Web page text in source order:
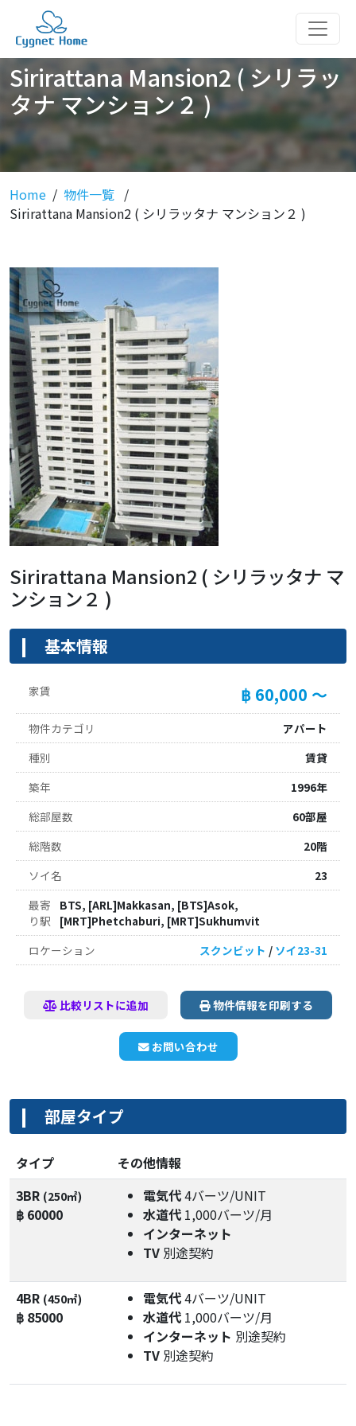
Sirirattana Mansion2 ( シリラッ
タナ マンション２ )
Home
物件一覧
Sirirattana Mansion2 ( シリラッタナ マンション２ )
Sirirattana Mansion2 ( シリラッタナ マ
ンション２ )
基本情報
家賃 ฿ 60,000 ～
物件カテゴリ
アパート
種別
賃貸
築年
1996年
総部屋数
60部屋
総階数
20階
ソイ名
23
最寄
り駅
BTS, [ARL]Makkasan, [BTS]Asok,
[MRT]Phetchaburi, [MRT]Sukhumvit
ロケーション
スクンビット / ソイ23-31
比較リストに追加 物件情報を印刷する
お問い合わせ
部屋タイプ
タイプ
その他情報
3BR (250㎡)
฿ 60000
電気代4バーツ/UNIT
水道代 1,000バーツ/月
インターネット
TV 別途契約
4BR (450㎡)
฿ 85000
電気代4バーツ/UNIT
水道代 1,000バーツ/月
インターネット 別途契約
TV 別途契約